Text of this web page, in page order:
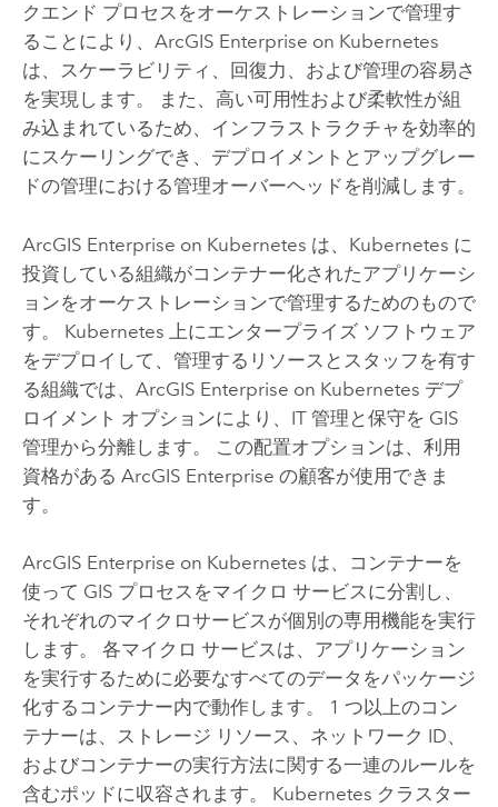
クエンド プロセスをオーケストレーションで管理す
ることにより、 ArcGIS Enterprise on Kubernetes
は、スケーラビリティ、回復力、および管理の容易さ
を実現します。 また、高い可用性および柔軟性が組
み込まれているため、インフラストラクチャを効率的
にスケーリングでき、デプロイメントとアップグレー
ドの管理における管理オーバーヘッドを削減します。
ArcGIS Enterprise on Kubernetes は、 Kubernetes に
投資している組織がコンテナー化されたアプリケーシ
ョンをオーケストレーションで管理するためのもので
す。 Kubernetes 上にエンタープライズ ソフトウェア
をデプロイして、管理するリソースとスタッフを有す
る組織では、 ArcGIS Enterprise on Kubernetes デプ
ロイメント オプションにより、IT 管理と保守を GIS
管理から分離します。 この配置オプションは、利用
資格がある ArcGIS Enterprise の顧客が使用できま
す。
ArcGIS Enterprise on Kubernetes は、コンテナーを
使って GIS プロセスをマイクロ サービスに分割し、
それぞれのマイクロサービスが個別の専用機能を実行
します。 各マイクロ サービスは、アプリケーション
を実行するために必要なすべてのデータをパッケージ
化するコンテナー内で動作します。 1 つ以上のコン
テナーは、ストレージ リソース、ネットワーク ID、
およびコンテナーの実行方法に関する一連のルールを
含むポッドに収容されます。 Kubernetes クラスター